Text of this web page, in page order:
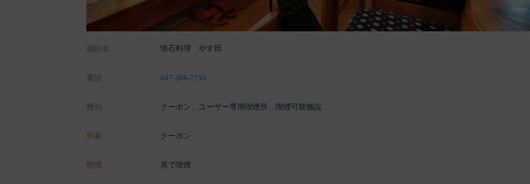
施設名 懐石料理 やす田
電話 047-386-7710
種別 クーポン、ユーザー専用喫煙所、喫煙可能施設
対象 クーポン
喫煙 席で喫煙